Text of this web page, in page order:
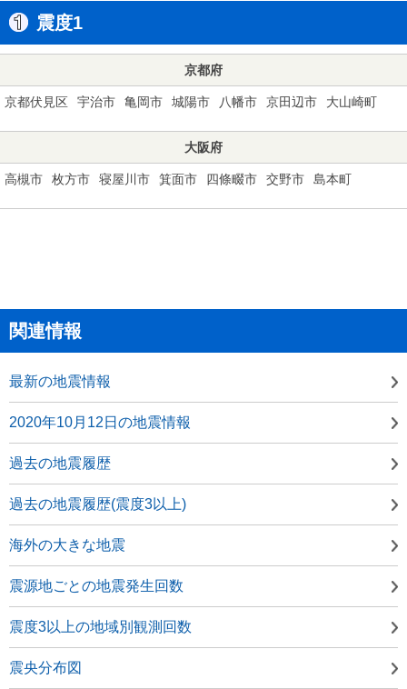
震度1
京都府
京都伏見区 宇治市 亀岡市 城陽市 八幡市 京田辺市 大山崎町
大阪府
高槻市 枚方市 寝屋川市 箕面市 四條畷市 交野市 島本町
関連情報
最新の地震情報
2020年10月12日の地震情報
過去の地震履歴
過去の地震履歴(震度3以上)
海外の大きな地震
震源地ごとの地震発生回数
震度3以上の地域別観測回数
震央分布図